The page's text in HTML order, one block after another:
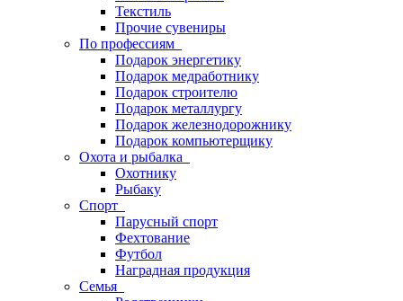
Текстиль
Прочие сувениры
По профессиям
Подарок энергетику
Подарок медработнику
Подарок строителю
Подарок металлургу
Подарок железнодорожнику
Подарок компьютерщику
Охота и рыбалка
Охотнику
Рыбаку
Спорт
Парусный спорт
Фехтование
Футбол
Наградная продукция
Семья